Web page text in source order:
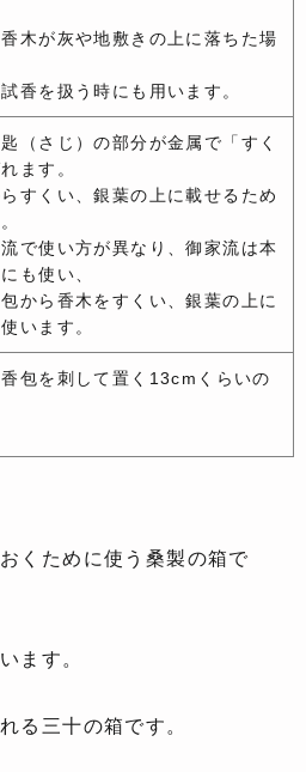
木が灰や地敷きの上に落ちた場
香を扱う時にも用います。
（さじ）の部分が金属で「すく
ます。
すくい、銀葉の上に載せるため
で使い方が異なり、御家流は本
も使い、
から香木をすくい、銀葉の上に
います。
包を刺して置く13cmくらいの
くために使う桑製の箱で
ます。
る三十の箱です。